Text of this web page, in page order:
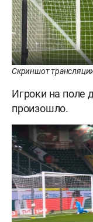
Скриншот
Игроки на поле
произошло.